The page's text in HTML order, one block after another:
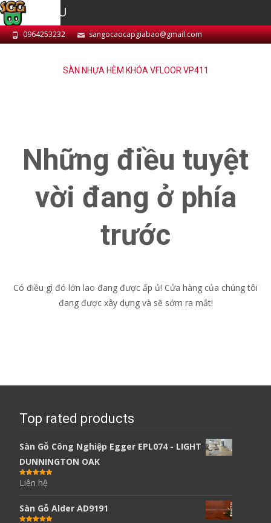
0964253232 sangocaocapgiabao@gmail.com
SÀN NHỰA HÈM KHÓA VFLOOR VP411
Những điều tuyệt
vời đang ở phía
trước
Có điều gì đó lớn lao đang được ấp ủ! Cửa hàng của chúng tôi
đang được xây dựng và sẽ sớm ra mắt!
Top rated products
Sàn Gỗ Công Nghiệp Egger EPL074 - LIGHT
DUNNINGTON OAK
Được xếp
hạng 5.00 5
Liên hệ
Sàn Gỗ Alder AD9191
MENU